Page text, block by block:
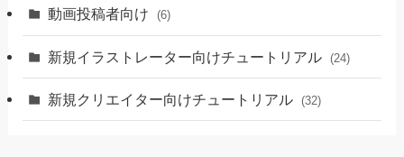
動画投稿者向け (6)
新規イラストレーター向けチュートリアル (24)
新規クリエイター向けチュートリアル (32)